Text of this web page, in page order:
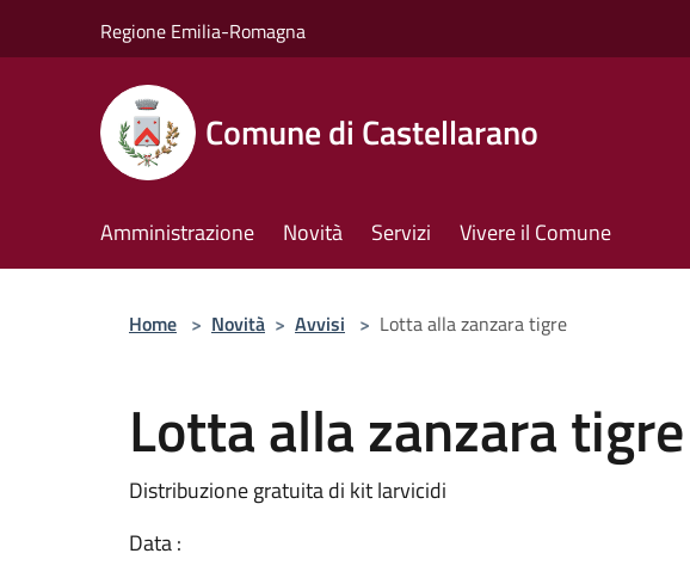
Regione Emilia-Romagna
Comune di Castellarano
Amministrazione Novità Servizi Vivere il Comune
Home > Novità > Avvisi > Lotta alla zanzara tigre
Lotta alla zanzara tigre
Distribuzione gratuita di kit larvicidi
Data :